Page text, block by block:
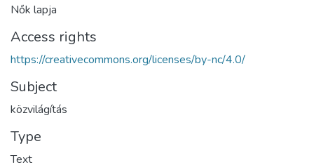
Nők lapja
Access rights
https://creativecommons.org/licenses/by-nc/4.0/
Subject
közvilágítás
Type
Text